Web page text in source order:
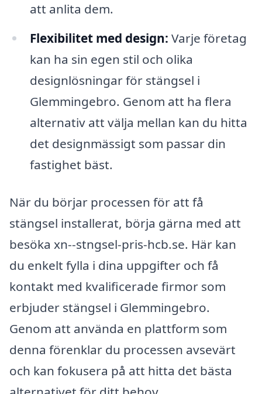
att anlita dem.
Flexibilitet med design: Varje företag
kan ha sin egen stil och olika
designlösningar för stängsel i
Glemmingebro. Genom att ha flera
alternativ att välja mellan kan du hitta
det designmässigt som passar din
fastighet bäst.
När du börjar processen för att få
stängsel installerat, börja gärna med att
besöka xn--stngsel-pris-hcb.se. Här kan
du enkelt fylla i dina uppgifter och få
kontakt med kvalificerade firmor som
erbjuder stängsel i Glemmingebro.
Genom att använda en plattform som
denna förenklar du processen avsevärt
och kan fokusera på att hitta det bästa